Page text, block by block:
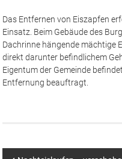
Das Entfernen von Eiszapfen
Einsatz. Beim Gebäude des
Dachrinne hängende mächtige
direkt darunter befindlichem
Eigentum der Gemeinde
Entfernung beauftragt.